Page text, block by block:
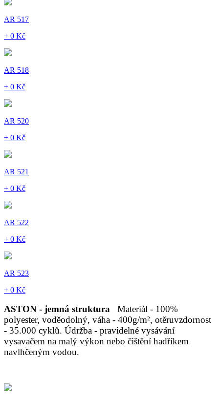
AR 517
+ 0 Kč
AR 518
+ 0 Kč
AR 520
+ 0 Kč
AR 521
+ 0 Kč
AR 522
+ 0 Kč
AR 523
+ 0 Kč
ASTON - jemná struktura
Materiál - 100%
polyester, voděodolný, váha - 400g/m², otěruvzdornost
- 35.000 cyklů. Údržba - pravidelné vysávání
vysavačem na malý výkon nebo čištění hadříkem
navlhčeným vodou.